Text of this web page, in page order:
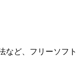
など、 フリーソフト